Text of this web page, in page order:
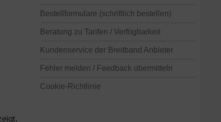
Bestellformulare (schriftlich bestellen)
Beratung zu Tarifen / Verfügbarkeit
Kundenservice der Breitband Anbieter
Fehler melden / Feedback übermitteln
Cookie-Richtlinie